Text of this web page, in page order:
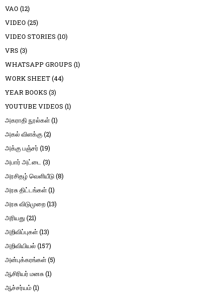
VAO (12)
VIDEO (25)
VIDEO STORIES (10)
VRS (3)
WHATSAPP GROUPS (1)
WORK SHEET(44)
YEAR BOOKS (3)
YOUTUBE VIDEOS (1)
அகராதி நூல்கள்(1)
அகல் விளக்கு(2)
அக்கு பஞ்சர் (19)
அபார் அட்டை (3)
அரசிதழ் வெளியீடு(8)
அரசு திட்டங்கள்(1)
அரசு விடுமுறை(13)
அரியது(21)
அறிவிப்புகள்(13)
அறிவியியல் (157)
அன்புக்கரங்கள்(5)
ஆசிரியர் மனசு(1)
ஆச்சர்யம்(1)